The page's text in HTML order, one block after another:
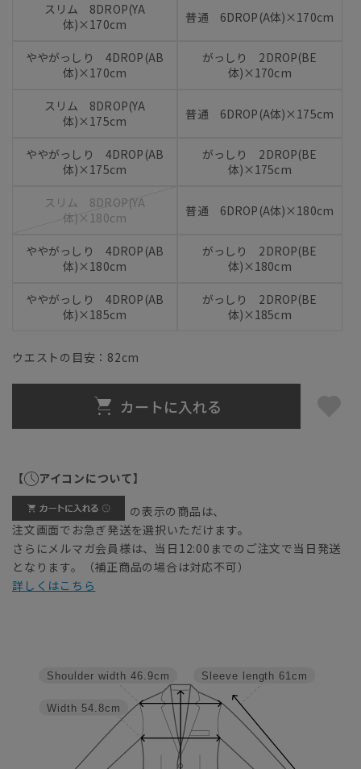
スリム 8DROP(YA
体)×170cm
普通 6DROP(A体)×170cm
ややがっしり 4DROP(AB
体)×170cm
がっしり 2DROP(BE
体)×170cm
スリム 8DROP(YA
体)×175cm
普通 6DROP(A体)×175cm
ややがっしり 4DROP(AB
体)×175cm
がっしり 2DROP(BE
体)×175cm
スリム 8DROP(YA
体)×180cm
普通 6DROP(A体)×180cm
ややがっしり 4DROP(AB
体)×180cm
がっしり 2DROP(BE
体)×180cm
ややがっしり 4DROP(AB
体)×185cm
がっしり 2DROP(BE
体)×185cm
ウエストの目安： 82cm
カートに入れる
【 アイコンについて】
の表示の商品は、
注文画面でお急ぎ発送を選択いただけます。
さらにメルマガ会員様は、当日12:00までのご注文で当日発送
となります。（補正商品の場合は対応不可）
詳しくはこちら
Sleeve length 61cm
Width 54.8cm
Shoulder width 46.9cm